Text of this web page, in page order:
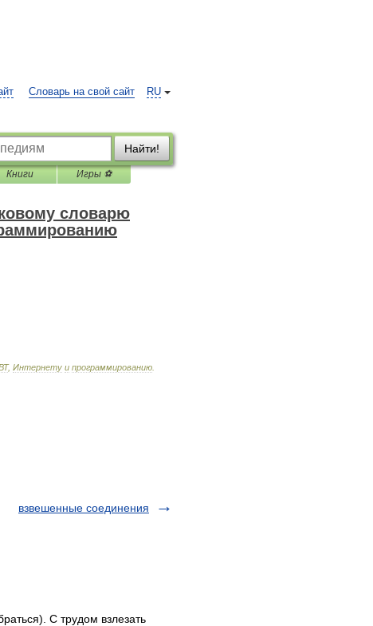
RU
Словарь на свой сайт
Найти!
Книги Игры ⚽
словарю
, Интернету и программированию
взвешенные соединения
С трудом взлезать